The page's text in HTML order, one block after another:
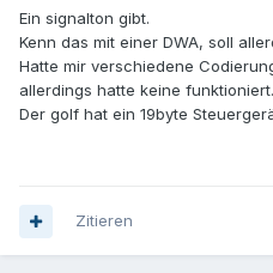
Ein signalton gibt.
Kenn das mit einer DWA, soll
Hatte mir verschiedene
allerdings hatte keine funktioniert.
Der golf hat ein 19byte
Zitieren